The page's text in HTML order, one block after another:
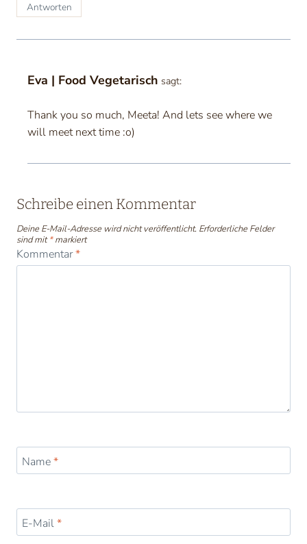
Antworten
Eva | Food Vegetarisch sagt:
Thank you so much, Meeta! And lets see where we
will meet next time :o)
Schreibe einen Kommentar
Deine E-Mail-Adresse wird nicht veröffentlicht. Erforderliche Felder
sind mit*markiert
Kommentar*
Name*
E-Mail*